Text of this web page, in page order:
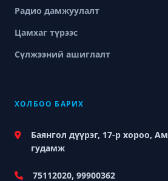
Радио дамжуулалт
Цамхаг түрээс
Сүлжээний ашиглалт
ХОЛБОО БАРИХ
Баянгол дүүрэг, 17-р хороо,
гудамж
75112020, 99900362